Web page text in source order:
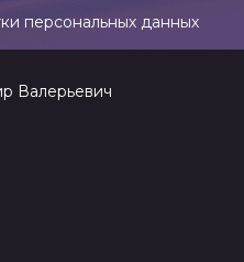
персональных данных
Валерьевич